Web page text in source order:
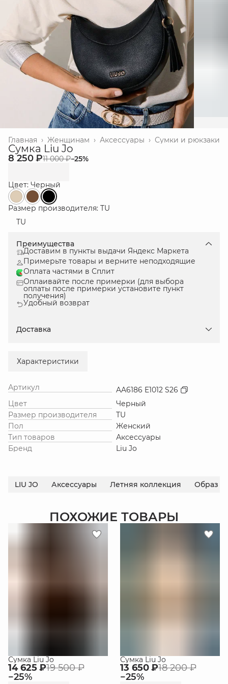
Сумки и рюкзаки
Аксессуары ›
Женщинам ›
Главная ›
Сумка Liu Jo
8 250 ₽11 000 ₽−25%
Цвет: Черный
Размер производителя: TU
TU
Преимущества
Доставим в пункты выдачи Яндекс Маркета
Примерьте товары и верните неподходящие
Оплата частями в Сплит
Оплаивайте после примерки (для выбора
оплаты после примерки установите пункт
получения)
Удобный возврат
Доставка
Характеристики
Артикул
AA6186 E1012 S26
Цвет
Черный
Размер производителя
TU
Пол
Женский
Тип товаров
Аксессуары
Бренд
Liu Jo
LIU JO Аксессуары Летняя коллекция Образ
ПОХОЖИЕ ТОВАРЫ
Сумка Liu Jo
14 625 ₽19 500 ₽
−25%
Сумка Liu Jo
13 650 ₽18 200 ₽
−25%